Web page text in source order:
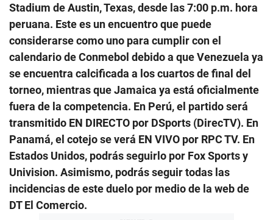
Stadium de Austin, Texas, desde las 7:00 p.m. hora
peruana. Este es un encuentro que puede
considerarse como uno para cumplir con el
calendario de Conmebol debido a que Venezuela ya
se encuentra calcificada a los cuartos de final del
torneo, mientras que Jamaica ya está oficialmente
fuera de la competencia. En Perú, el partido será
transmitido EN DIRECTO por DSports (DirecTV). En
Panamá, el cotejo se verá EN VIVO por RPC TV. En
Estados Unidos, podrás seguirlo por Fox Sports y
Univision. Asimismo, podrás seguir todas las
incidencias de este duelo por medio de la web de
DT El Comercio.